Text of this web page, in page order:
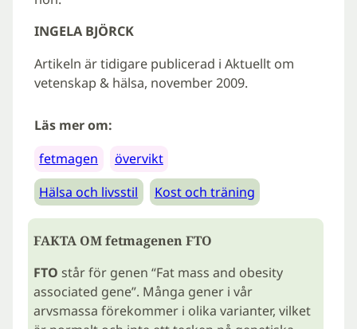
INGELA BJÖRCK
Artikeln är tidigare publicerad i Aktuellt om
vetenskap & hälsa, november 2009.
Läs mer om:
fetmagen
övervikt
Hälsa och livsstil
Kost och träning
FAKTA OM fetmagenen FTO
FTO står för genen “Fat mass and obesity
associated gene”. Många gener i vår
arvsmassa förekommer i olika varianter, vilket